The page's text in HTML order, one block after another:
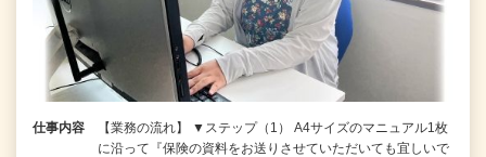
仕事内容
【業務の流れ】 ▼ステップ（1） A4サイズのマニュアル1枚
に沿って『保険の資料をお送りさせていただいても宜しいで